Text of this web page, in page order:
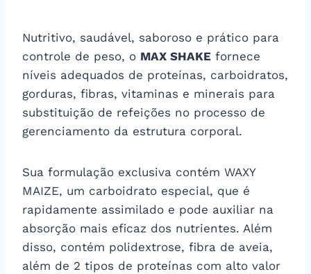
Nutritivo, saudável, saboroso e prático para
controle de peso, o MAX SHAKE fornece
níveis adequados de proteínas, carboidratos,
gorduras, fibras, vitaminas e minerais para
substituição de refeições no processo de
gerenciamento da estrutura corporal.
Sua formulação exclusiva contém WAXY
MAIZE, um carboidrato especial, que é
rapidamente assimilado e pode auxiliar na
absorção mais eficaz dos nutrientes. Além
disso, contém polidextrose, fibra de aveia,
além de 2 tipos de proteínas com alto valor